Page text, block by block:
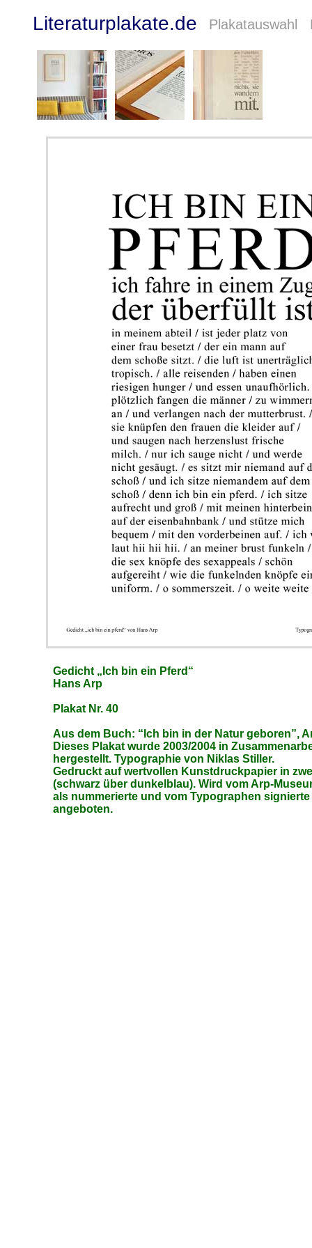
Literaturplakate.de Plakatauswahl
Gedicht „Ich bin ein Pferd“
Hans Arp
Plakat Nr. 40
Aus dem Buch: “Ich bin in der Natur geboren”,
Dieses Plakat wurde 2003/2004 in
hergestellt. Typographie von Niklas Stiller.
Gedruckt auf wertvollen Kunstdruckpapier in
(schwarz über dunkelblau). Wird vom Arp-
als nummerierte und vom Typographen signierte
angeboten.